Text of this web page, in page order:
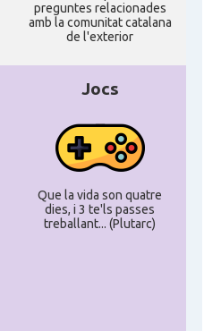
preguntes relacionades
amb la comunitat catalana
de l'exterior
Jocs
Que la vida son quatre
dies, i 3 te'ls passes
treballant... (Plutarc)